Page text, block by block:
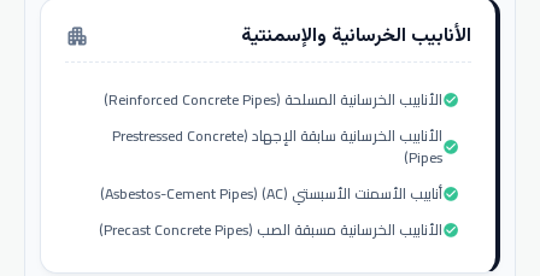
الأنابيب الخرسانية والإسمنتية apartment
الأنابيب الخرسانية المسلحة (Reinforced Concrete Pipes)check_circle
الأنابيب الخرسانية سابقة الإجهاد (Prestressed Concrete
Pipes)check_circle
أنابيب الأسمنت الأسبستي (AC) (Asbestos-Cement Pipes)check_circle
الأنابيب الخرسانية مسبقة الصب (Precast Concrete Pipes)check_circle